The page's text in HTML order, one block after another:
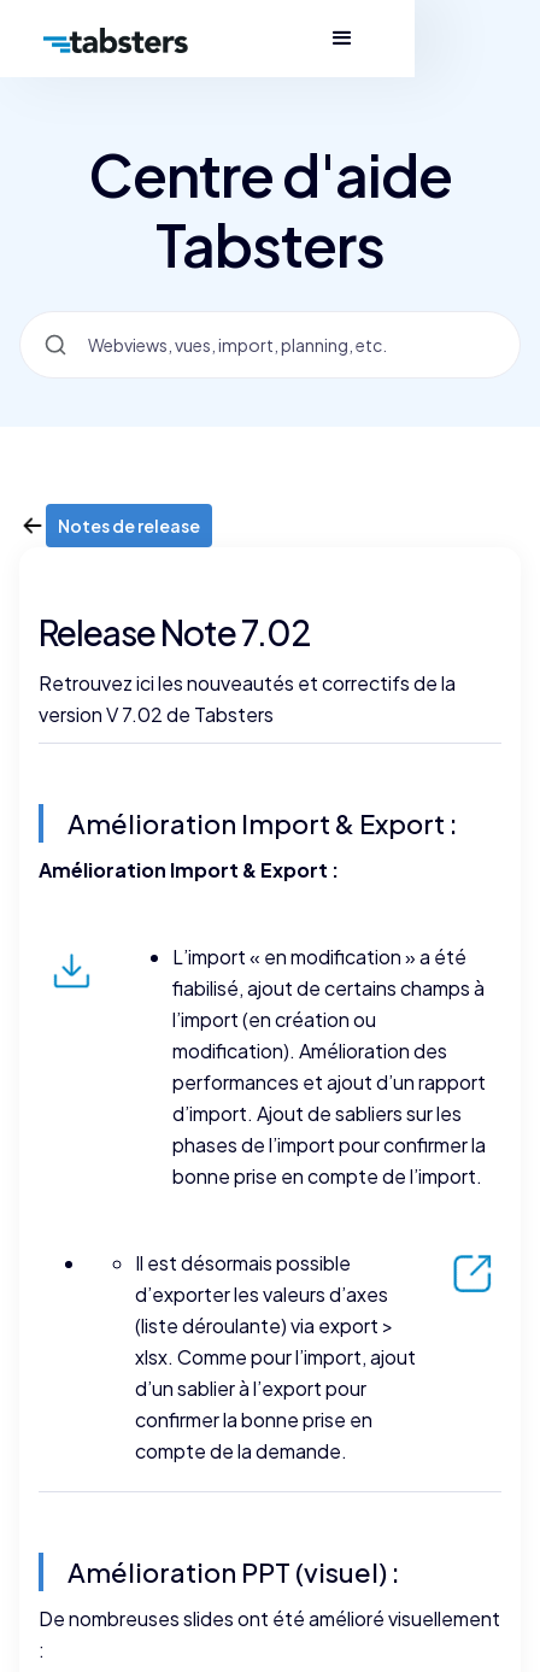
Centre d'aide
Tabsters
Notes de release
Release Note 7.02
Retrouvez ici les nouveautés et correctifs de la
version V 7.02 de Tabsters
Amélioration Import & Export :
Amélioration Import & Export :
L’import « en modification » a été
fiabilisé, ajout de certains champs à
l’import (en création ou
modification). Amélioration des
performances et ajout d’un rapport
d’import. Ajout de sabliers sur les
phases de l’import pour confirmer la
bonne prise en compte de l’import.
Il est désormais possible
d’exporter les valeurs d’axes
(liste déroulante) via export >
xlsx. Comme pour l’import, ajout
d’un sablier à l’export pour
confirmer la bonne prise en
compte de la demande.
Amélioration PPT (visuel) :
De nombreuses slides ont été amélioré visuellement
: